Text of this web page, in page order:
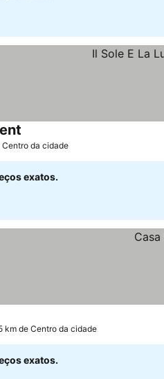
Centro da cidade
exatos.
km de Centro da cidade
exatos.